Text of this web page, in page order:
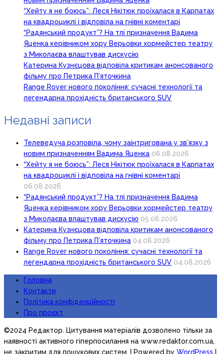
“Хейту я не боюсь”: Леся Нікітюк проїхалася в Карпатах
на квадроциклі і відповіла на гнівні коментарі
“Радянський продукт”? На тлі призначення Вадима
Яценка керівником хору Верьовки хормейстер театру
з Миколаєва влаштував дискусію
Катерина Кузнєцова відповіла критикам анонсованого
фільму про Петрика П’яточкина
Range Rover нового покоління: сучасні технології та
легендарна прохідність британського SUV
Недавні записи
Телеведуча розповіла, чому заінтригована у зв’язку з
новим призначенням Вадима Яценка 06.08.2026
“Хейту я не боюсь”: Леся Нікітюк проїхалася в Карпатах
на квадроциклі і відповіла на гнівні коментарі
06.08.2026
“Радянський продукт”? На тлі призначення Вадима
Яценка керівником хору Верьовки хормейстер театру
з Миколаєва влаштував дискусію 05.08.2026
Катерина Кузнєцова відповіла критикам анонсованого
фільму про Петрика П’яточкина 04.08.2026
Range Rover нового покоління: сучасні технології та
легендарна прохідність британського SUV 04.08.2026
Головна
Контакти
Політика конфіденційності
Про проєкт
©2024 Редактор. Цитування матеріалів дозволено тільки за
наявності активного гіперпосилання на www.redaktor.com.ua,
не закритим для пошукових систем. | Powered by WordPress